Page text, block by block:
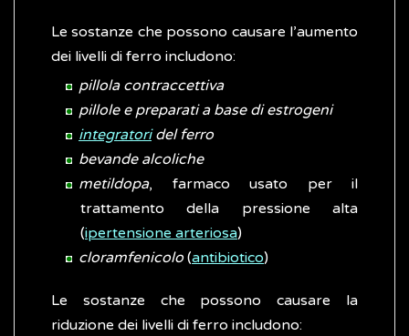
Le sostanze che possono causare l’aumento
dei livelli di ferro includono:
pillola contraccettiva
pillole e preparati a base di estrogeni
integratoridel ferro
bevande alcoliche
metildopa, farmaco usato per il
trattamento della pressione alta
(ipertensione arteriosa)
cloramfenicolo(antibiotico)
Le sostanze che possono causare la
riduzione dei livelli di ferro includono: